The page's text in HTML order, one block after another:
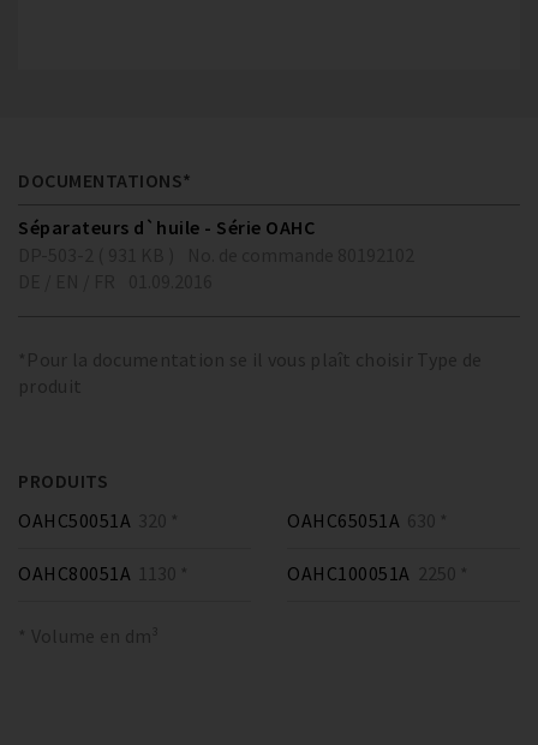
DOCUMENTATIONS*
Séparateurs d`huile - Série OAHC
*Pour la documentation se il vous plaît choisir Type de
produit
PRODUITS
OAHC50051A 320 * OAHC65051A 630 *
OAHC80051A 1130 * OAHC100051A 2250 *
* Volume en dm³